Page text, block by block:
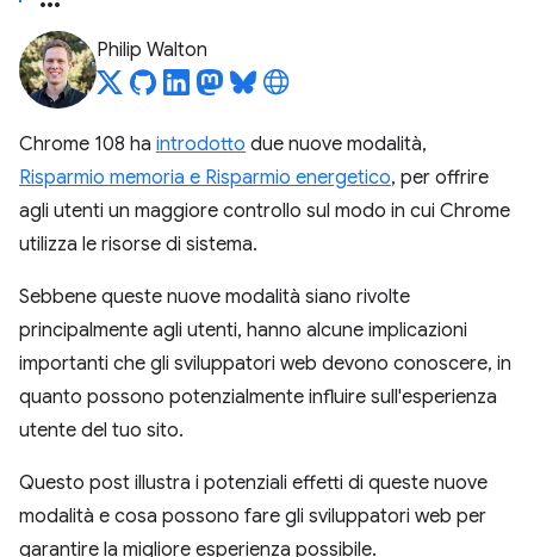
Philip Walton
Chrome 108 ha introdotto due nuove modalità,
Risparmio memoria e Risparmio energetico, per offrire
agli utenti un maggiore controllo sul modo in cui Chrome
utilizza le risorse di sistema.
Sebbene queste nuove modalità siano rivolte
principalmente agli utenti, hanno alcune implicazioni
importanti che gli sviluppatori web devono conoscere, in
quanto possono potenzialmente influire sull'esperienza
utente del tuo sito.
Questo post illustra i potenziali effetti di queste nuove
modalità e cosa possono fare gli sviluppatori web per
garantire la migliore esperienza possibile.